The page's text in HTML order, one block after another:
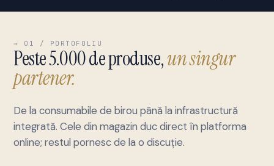
→ 01 / PORTOFOLIU
Peste 5.000 de produse,un singur
partener.
De la consumabile de birou până la infrastructură
integrată. Cele din magazin duc direct în platforma
online; restul pornesc de la o discuție.